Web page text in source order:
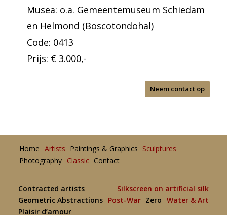
Musea: o.a. Gemeentemuseum Schiedam
en Helmond (Boscotondohal)
Code: 0413
Prijs: € 3.000,-
Neem contact op
Home Artists Paintings & Graphics Sculptures
Photography Classic Contact
Contracted artists
Silkscreen on artificial silk
Geometric Abstractions
Post-War Zero Water & Art
Plaisir d’amour